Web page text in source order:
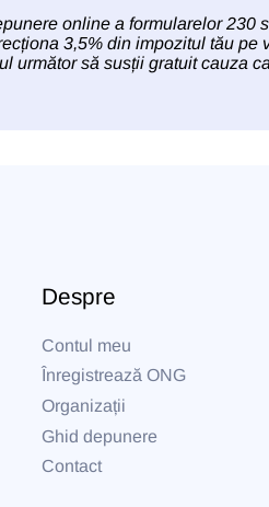
online a formularelor 230
3,5% din impozitul tău pe
următor să susții gratuit cauza
Despre
Contul meu
Înregistrează ONG
Organizații
Ghid depunere
Contact